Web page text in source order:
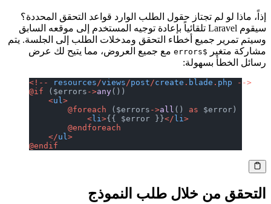
إذاً، ماذا لو لم تجتاز حقول الطلب الوارد قواعد التحقق المحددة؟
سيقوم Laravel تلقائياً بإعادة توجيه المستخدم إلى موقعه السابق
وسيتم تمرير جميع أخطاء التحقق ومدخلات الطلب إلى الجلسة. يتم
مشاركة متغير
مع جميع العروض، مما يتيح لك عرض
رسائل الخطأ بسهولة:
<!-- resources/views/post/ create . blade . php
-->
@if
($errors->any ())
    <
ul
        @foreach
($errors-> all () as $error)
            <
li> {{ $error }}</li
        @endforeach
    </
ul
@endif
التحقق من خلال طلب النموذج